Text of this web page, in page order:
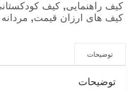
کیف راهنمایی, کیف
کیف های ارزان قیمت, مردانه
توضیحات
توضیحات